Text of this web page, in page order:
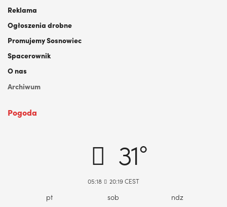
Reklama
Ogłoszenia drobne
Promujemy Sosnowiec
Spacerownik
O nas
Archiwum
Pogoda
31°
05:18 20:19 CEST
pt sob
ndz